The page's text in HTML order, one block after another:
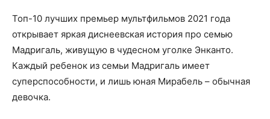
Топ-10 лучших премьер мультфильмов 2021 года
открывает яркая диснеевская история про семью
Мадригаль, живущую в чудесном уголке Энканто.
Каждый ребенок из семьи Мадригаль имеет
суперспособности, и лишь юная Мирабель – обычная
девочка.